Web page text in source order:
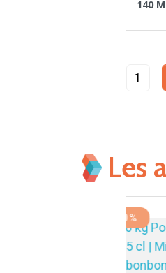
140
Les
-10%